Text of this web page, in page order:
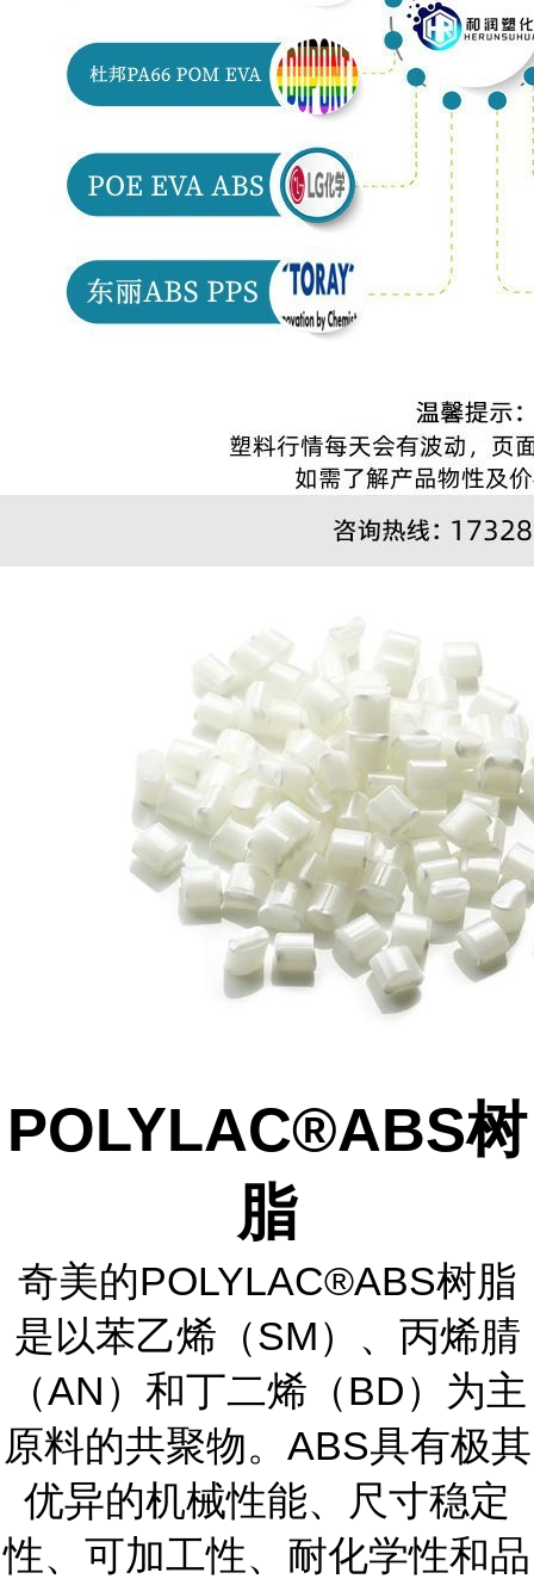
POLYLAC®ABS树
脂
奇美的POLYLAC®ABS树脂
是以苯乙烯（SM）、丙烯腈
（AN）和丁二烯（BD）为主
原料的共聚物。ABS具有极其
优异的机械性能、尺寸稳定
性、可加工性、耐化学性和品